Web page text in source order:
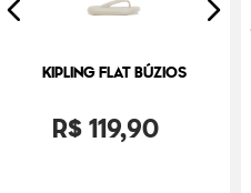
KIPLING FLAT BÚZIOS
R$119,90